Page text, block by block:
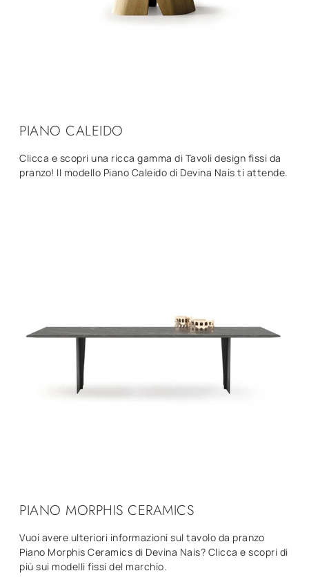
PIANO CALEIDO
Clicca e scopri una ricca gamma di Tavoli design fissi da
pranzo! Il modello Piano Caleido di Devina Nais ti attende.
PIANO MORPHIS CERAMICS
Vuoi avere ulteriori informazioni sul tavolo da pranzo
Piano Morphis Ceramics di Devina Nais? Clicca e scopri di
più sui modelli fissi del marchio.